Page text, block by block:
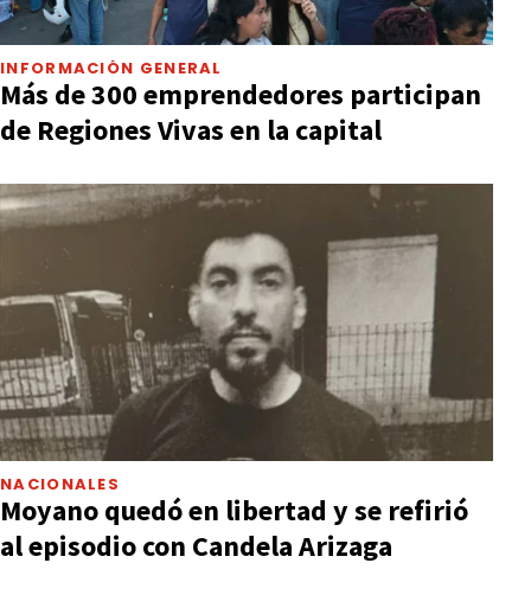
INFORMACIÓN GENERAL
Más de 300 emprendedores participan
de Regiones Vivas en la capital
NACIONALES
Moyano quedó en libertad y se refirió
al episodio con Candela Arizaga